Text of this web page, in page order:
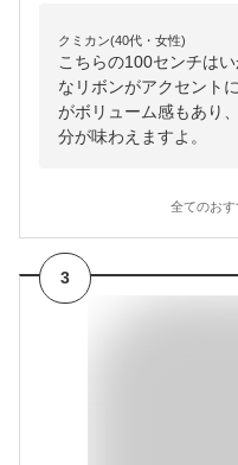
クミカン(40代・女性)
こちらの100センチは
なリボンがアクセント
がボリューム感もあり
分が味わえますよ。
全てのおす
3